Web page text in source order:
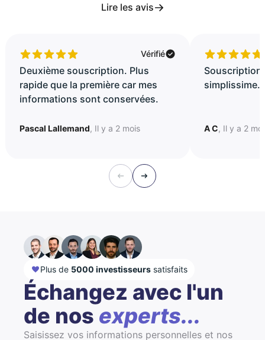
Lire les avis
Vérifié
Deuxième souscription. Plus
rapide que la première car mes
informations sont conservées.
Pascal Lallemand, Il y a 2 mois
Souscription
A C, Il y a 2
Plus de 5000 investisseurs satisfaits
Échangez avec l'un
de nos experts...
Saisissez vos informations personnelles et nos